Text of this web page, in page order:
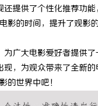
提供了个性化推荐功
影的时间，提升了观影
广大电影爱好者提供
，为观众带来了全新
的世界中吧！
槟榔批发市场现状及未